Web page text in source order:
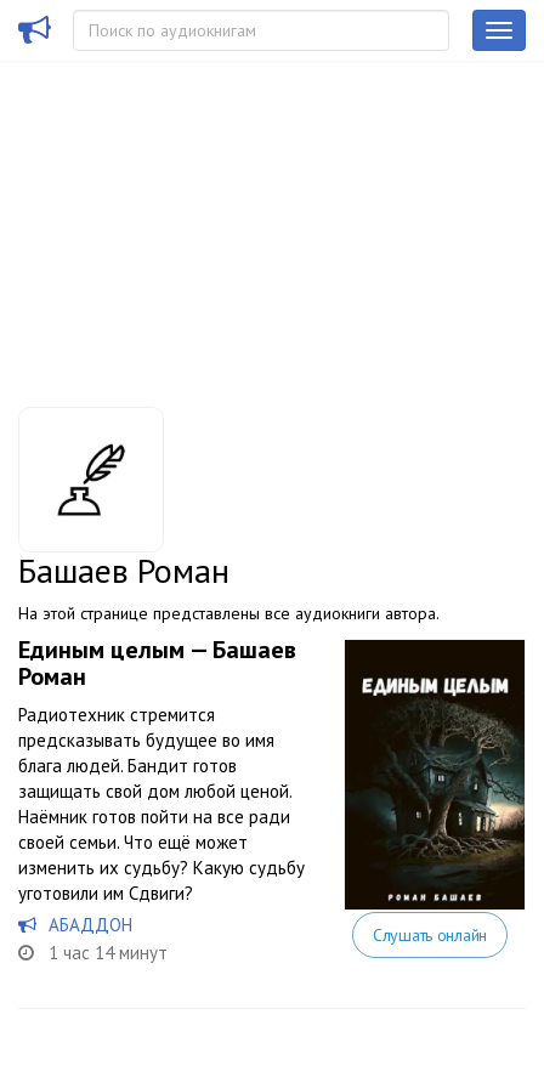
Башаев Роман
На этой странице представлены все аудиокниги автора.
Единым целым — Башаев
Роман
Радиотехник стремится
предсказывать будущее во имя
блага людей. Бандит готов
защищать свой дом любой ценой.
Наёмник готов пойти на все ради
своей семьи. Что ещё может
изменить их судьбу? Какую судьбу
уготовили им Сдвиги?
АБАДДОН
1 час 14 минут
Слушать онлайн